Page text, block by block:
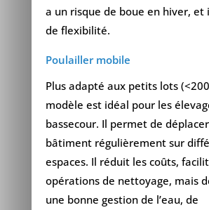
a un risque de boue en hiver, et
de flexibilité.
Poulailler mobile
Plus adapté aux petits lots
modèle est idéal pour les
bassecour. Il permet de
bâtiment régulièrement sur
espaces. Il réduit les coûts,
opérations de nettoyage, mais
une bonne gestion de l’eau, de